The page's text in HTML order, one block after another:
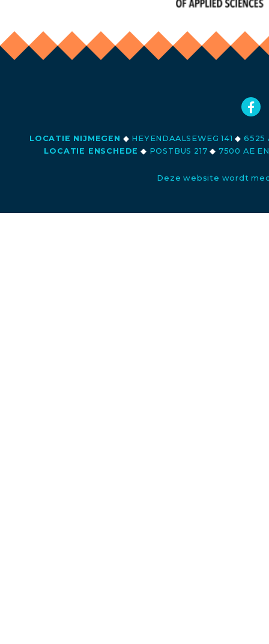
LOCATIE NIJMEGEN ◆ HEYENDAALSEWEG 141◆ 6525
LOCATIE ENSCHEDE ◆ POSTBUS 217◆ 7500 AE
Deze website wordt